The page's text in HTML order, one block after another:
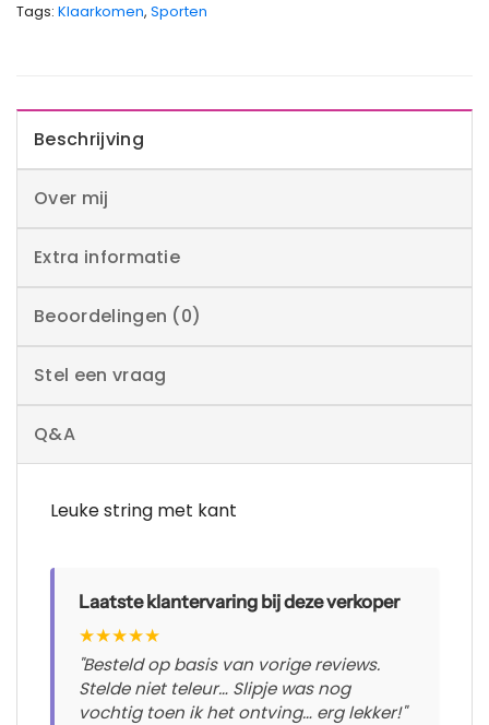
Tags: Klaarkomen, Sporten
Beschrijving
Over mij
Extra informatie
Beoordelingen (0)
Stel een vraag
Q&A
Leuke string met kant
Laatste klantervaring bij deze verkoper
★★★★★
"Besteld op basis van vorige reviews.
Stelde niet teleur… Slipje was nog
vochtig toen ik het ontving… erg lekker!"